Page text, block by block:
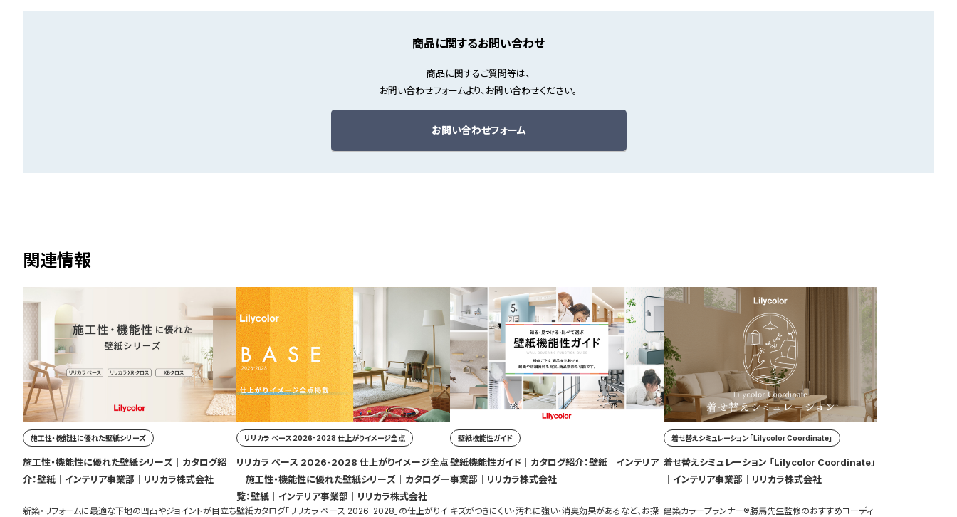
商品に関するお問い合わせ
商品に関するご質問等は、
お問い合わせフォームより、お問い合わせください。
お問い合わせフォーム
関連情報
施工性・機能性に優れた壁紙シリーズ
施工性・機能性に優れた壁紙シリーズ｜カタログ紹
介：壁紙｜インテリア事業部｜リリカラ株式会社
新築・リフォームに最適な下地の凹凸やジョイントが目立ち
リリカラ ベース 2026-2028 仕上がりイメージ全点
リリカラ ベース 2026-2028 仕上がりイメージ全点
｜施工性・機能性に優れた壁紙シリーズ｜カタログ一
覧：壁紙｜インテリア事業部｜リリカラ株式会社
壁紙カタログ「リリカラ ベース 2026-2028」の仕上がりイ
壁紙機能性ガイド
壁紙機能性ガイド｜カタログ紹介：壁紙｜インテリア
事業部｜リリカラ株式会社
キズがつきにくい・汚れに強い・消臭効果があるなど、お探
着せ替えシミュレーション 「Lilycolor Coordinate」
着せ替えシミュレーション 「Lilycolor Coordinate」
｜インテリア事業部｜リリカラ株式会社
建築カラープランナー®勝馬先生監修のおすすめコーディ